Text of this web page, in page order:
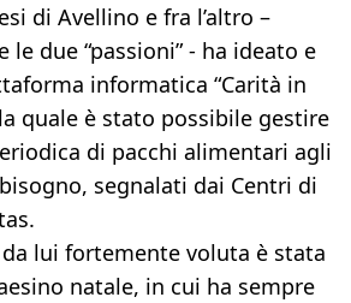
di Avellino e fra l’altro –
due “passioni” - ha ideato e
informatica “Carità in
quale è stato possibile gestire
di pacchi alimentari agli
segnalati dai Centri di
da lui fortemente voluta è stata
natale, in cui ha sempre